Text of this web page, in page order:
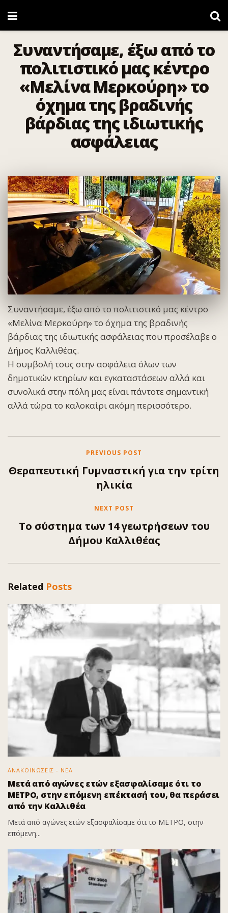
Συναντήσαμε, έξω από το
πολιτιστικό μας κέντρο
«Μελίνα Μερκούρη» το
όχημα της βραδινής
βάρδιας της ιδιωτικής
ασφάλειας
Συναντήσαμε, έξω από το πολιτιστικό μας κέντρο
«Μελίνα Μερκούρη» το όχημα της βραδινής
βάρδιας της ιδιωτικής ασφάλειας που προσέλαβε ο
Δήμος Καλλιθέας.
Η συμβολή τους στην ασφάλεια όλων των
δημοτικών κτηρίων και εγκαταστάσεων αλλά και
συνολικά στην πόλη μας είναι πάντοτε σημαντική
αλλά τώρα το καλοκαίρι ακόμη περισσότερο.
PREVIOUS POST
Θεραπευτική Γυμναστική για την τρίτη
ηλικία
NEXT POST
Το σύστημα των 14 γεωτρήσεων του
Δήμου Καλλιθέας
Related Posts
ΑΝΑΚΟΙΝΩΣΕΙΣ - ΝΕΑ
Μετά από αγώνες ετών εξασφαλίσαμε ότι το
ΜΕΤΡΟ, στην επόμενη επέκτασή του, θα περάσει
από την Καλλιθέα
Μετά από αγώνες ετών εξασφαλίσαμε ότι το ΜΕΤΡΟ, στην
επόμενη...